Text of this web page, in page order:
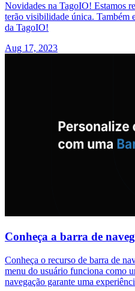
Novidades na TagoIO! Estamos
terão visibilidade única. Também
da TagoIO!
Aug 17, 2023
Conheça a barra de
Conheça o recurso de barra de
menu do usuário funciona como
navegação garante uma